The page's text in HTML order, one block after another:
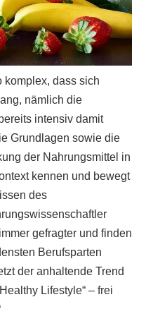
komplex, dass sich
nämlich die
intensiv damit
Grundlagen sowie die
der Nahrungsmittel in
kennen und bewegt
des
gefragter und finden
Berufsparten
der anhaltende Trend
Lifestyle“ – frei